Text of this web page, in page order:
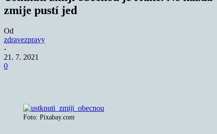
zmije pustí jed
Od
zdravezpravy
-
21. 7. 2021
0
Foto: Pixabay.com